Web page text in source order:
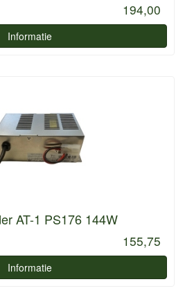
194,00
Informatie
AT-1 PS176 144W
155,75
Informatie